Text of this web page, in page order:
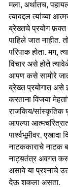
मला, अर्थातच,
त्याबद्दल त्यांच्या
ब्रेख्तचे प्रयोग फ़क्त
पाहिले जात नाहीत.
परिपाक होता. मग,
विचार असे होते
आपण कसे सामोरे
ब्रेख्त प्रयोगात
करताना विजया
राजकिय/सांस्कृतिक
आपल्या
पार्श्वभूमीवर, एखादा
नाटककाराचे नाटक
नाट्य़तंत्र अवगत करु
असावे या प्रश्नाचे
देऊ शकला असता.